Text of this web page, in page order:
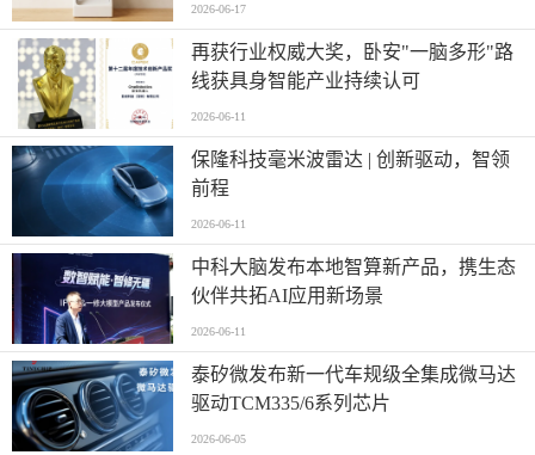
2026-06-17
再获行业权威大奖，卧安"一脑多形"路
线获具身智能产业持续认可
2026-06-11
保隆科技毫米波雷达 | 创新驱动，智领
前程
2026-06-11
中科大脑发布本地智算新产品，携生态
伙伴共拓AI应用新场景
2026-06-11
泰矽微发布新一代车规级全集成微马达
驱动TCM335/6系列芯片
2026-06-05